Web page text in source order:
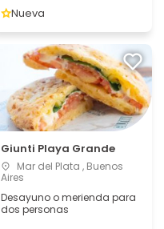
Nueva
Giunti Playa Grande
Mar del Plata , Buenos
Aires
Desayuno o merienda para
dos personas